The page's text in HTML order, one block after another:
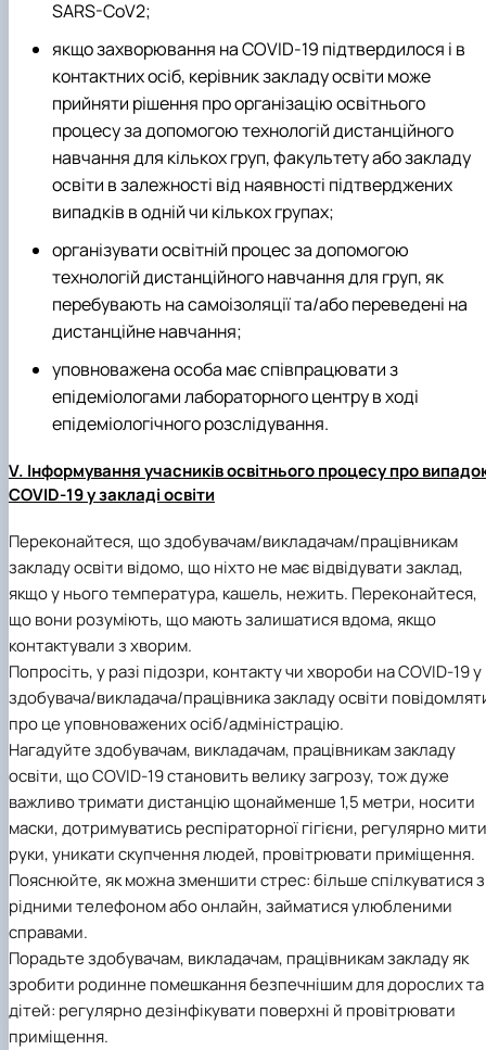
SARS-CoV2;
якщо захворювання на COVID-19 підтвердилося і в
контактних осіб, керівник закладу освіти може
прийняти рішення про організацію освітнього
процесу за допомогою технологій дистанційного
навчання для кількох груп, факультету або закладу
освіти в залежності від наявності підтверджених
випадків в одній чи кількох групах;
організувати освітній процес за допомогою
технологій дистанційного навчання для груп, як
перебувають на самоізоляції та/або переведені на
дистанційне навчання;
уповноважена особа має співпрацювати з
епідеміологами лабораторного центру в ході
епідеміологічного розслідування.
V. Інформування учасників освітнього процесу про
COVID-19 у закладі освіти
Переконайтеся, що здобувачам/викладачам/працівникам
закладу освіти відомо, що ніхто не має відвідувати заклад,
якщо у нього температура, кашель, нежить. Переконайтеся,
що вони розуміють, що мають залишатися вдома, якщо
контактували з хворим.
Попросіть, у разі підозри, контакту чи хвороби на COVID-19 у
здобувача/викладача/працівника закладу освіти
про це уповноважених осіб/адміністрацію.
Нагадуйте здобувачам, викладачам, працівникам закладу
освіти, що COVID-19 становить велику загрозу, тож дуже
важливо тримати дистанцію щонайменше 1,5 метри, носити
маски, дотримуватись респіраторної гігієни, регулярно мити
руки, уникати скупчення людей, провітрювати приміщення.
Пояснюйте, як можна зменшити стрес: більше спілкуватися з
рідними телефоном або онлайн, займатися улюбленими
справами.
Порадьте здобувачам, викладачам, працівникам закладу як
зробити родинне помешкання безпечнішим для дорослих та
дітей: регулярно дезінфікувати поверхні й провітрювати
приміщення.